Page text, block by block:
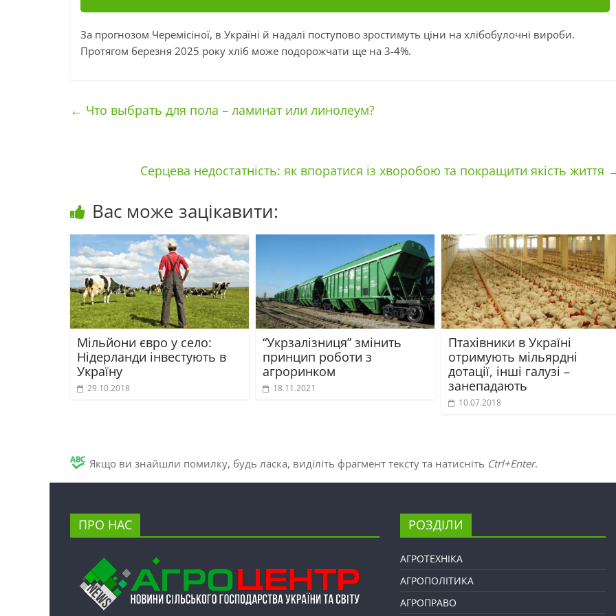
За прогнозом Черемісіної, в Україні й надалі поступово зростимуть ціни на хлібобулочні вироби.
Протягом березня 2025 року хліб може подорожчати ще на 3-4%.
← Что выбрать для пола – ламинат или линолеум?
Серцева недостатність: як впоратися із хворобою та покращити якість життя
Вас може зацікавити:
Мільйони євро у село:
Нідерланди інвестують в
Україну
29.10.2018
“Укрзалізниця” змінить
принцип роботи з
агроринком
18.11.2021
Птахівники в Україні
отримують мільярдні
дотації, інші галузі –
занепадають
10.07.2018
Якщо ви знайшли помилку, будь ласка, виділіть фрагмент тексту та натисніть Ctrl+Enter.
ПРО НАС РОЗДІЛИ
АГРОТЕХНІКА
АГРОПОЛІТИКА
АГРОПРАВО